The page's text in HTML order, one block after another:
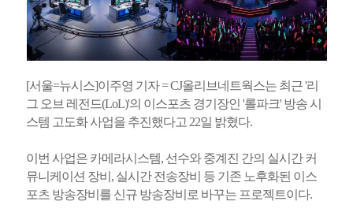
[서울=뉴시스]이주영 기자 = CJ올리브네트웍스는 최근 '리
그 오브 레전드(LoL)'의 이스포츠 경기장인 '롤파크' 방송 시
스템 고도화 사업을 추진했다고 22일 밝혔다.
이번 사업은 카메라시스템, 선수와 중계진 간의 실시간 커
뮤니케이션 장비, 실시간 전송장비 등 기존 노후화된 이스
포츠 방송장비를 신규 방송장비로 바꾸는 프로젝트이다.